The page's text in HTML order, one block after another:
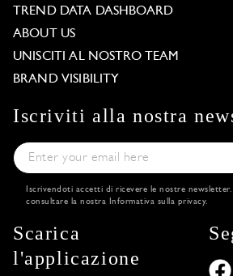
TREND DATA DASHBOARD
ABOUT US
UNISCITI AL NOSTRO TEAM
BRAND VISIBILITY
Iscriviti alla nostra
Iscrivendoti accetti di ricevere le nostre
consultare la nostra
Informativa sulla privacy.
Scarica
l'applicazione